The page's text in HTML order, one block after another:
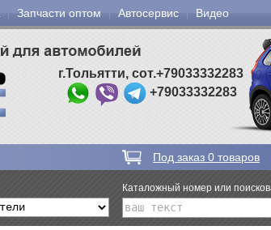
Запчасти оптом Автосервис Видео
г.Тольятти, сот.+79033332283
+79033332283
Под заказ 0 товаров
Каталожный номер или